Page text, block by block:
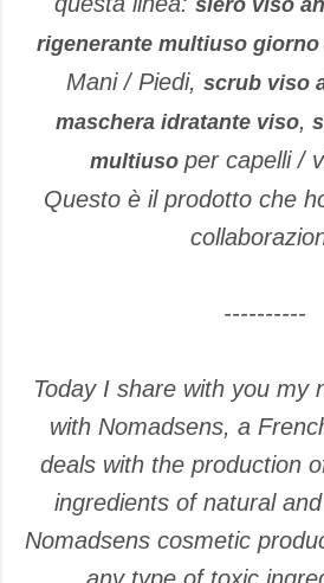
siero viso
rigenerante multiuso giorno
Mani / Piedi, scrub viso
maschera idratante viso,
multiuso per capelli /
Questo è il prodotto che
----------
Today I share with you my
with Nomadsens, a
deals with the production
ingredients of natural
Nomadsens cosmetic